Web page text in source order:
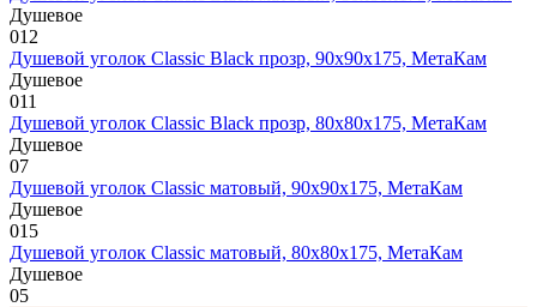
Душевое
012
Душевой уголок Classic Black прозр, 90х90х175, МетаКам
Душевое
011
Душевой уголок Classic Black прозр, 80х80х175, МетаКам
Душевое
07
Душевой уголок Classic матовый, 90х90х175, МетаКам
Душевое
015
Душевой уголок Classic матовый, 80х80х175, МетаКам
Душевое
05